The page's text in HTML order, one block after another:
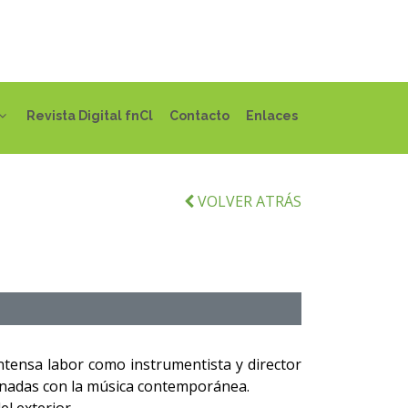
Revista Digital fnCl Contacto Enlaces
VOLVER ATRÁS
labor como instrumentista y director
con la música contemporánea.